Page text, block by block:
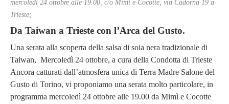
mercoledì 24 ottobre alle 19.00, c/o Mimì e Cocotte, via Cadorna 19 a
Trieste;
Da Taiwan a Trieste con l’Arca del Gusto.
Una serata alla scoperta della salsa di soia nera tradizionale di
Taiwan, Mercoledì 24 ottobre, a cura della Condotta di Trieste
Ancora catturati dall’atmosfera unica di Terra Madre Salone del
Gusto di Torino, vi proponiamo una serata molto particolare, in
programma mercoledì 24 ottobre alle 19.00 da Mimì e Cocotte